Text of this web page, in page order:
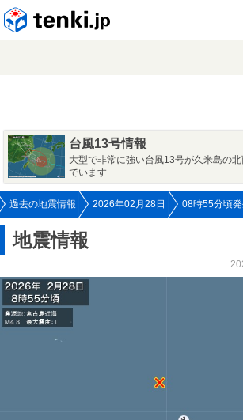
台風13号情報
大型で非常に強い台風13号が久米島の
でいます
過去の地震情報 2026年02月28日 08時55分頃
地震情報